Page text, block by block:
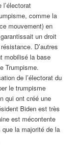
comme la
mouvement) en
un droit
D’autres
mobilisé la base
Trumpisme.
de l’électorat du
le trumpisme
qui ont créé une
Biden est très
est mécontente
la majorité de la